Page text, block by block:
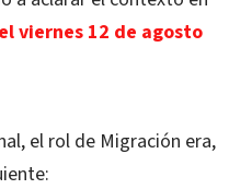
viernes 12 de agosto
el rol de Migración era,